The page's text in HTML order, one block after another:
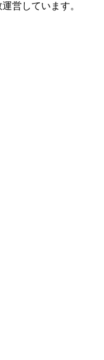
営しています。